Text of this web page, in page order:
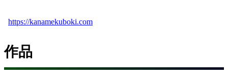
https://kanamekuboki.com
作品